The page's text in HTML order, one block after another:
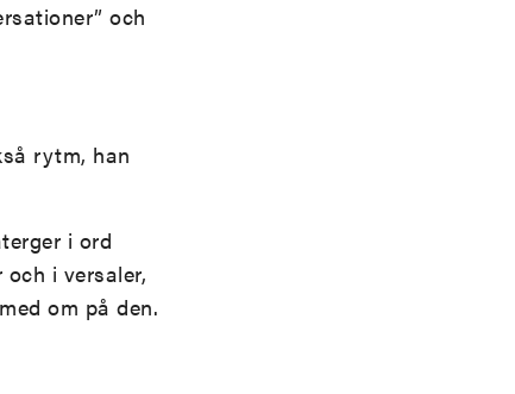
och
rytm, han
i ord
i versaler,
om på den.